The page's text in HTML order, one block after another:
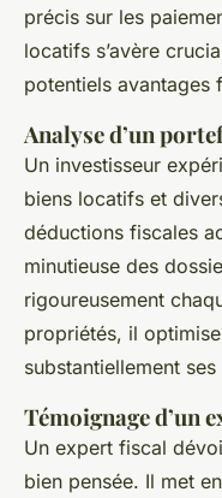
précis sur les
locatifs s’avère
potentiels avantages
Analyse d’un
Un investisseur
biens locatifs et
déductions fiscales
minutieuse des
rigoureusement
propriétés, il
substantiellement
Témoignage d’un
Un expert fiscal
bien pensée. Il met